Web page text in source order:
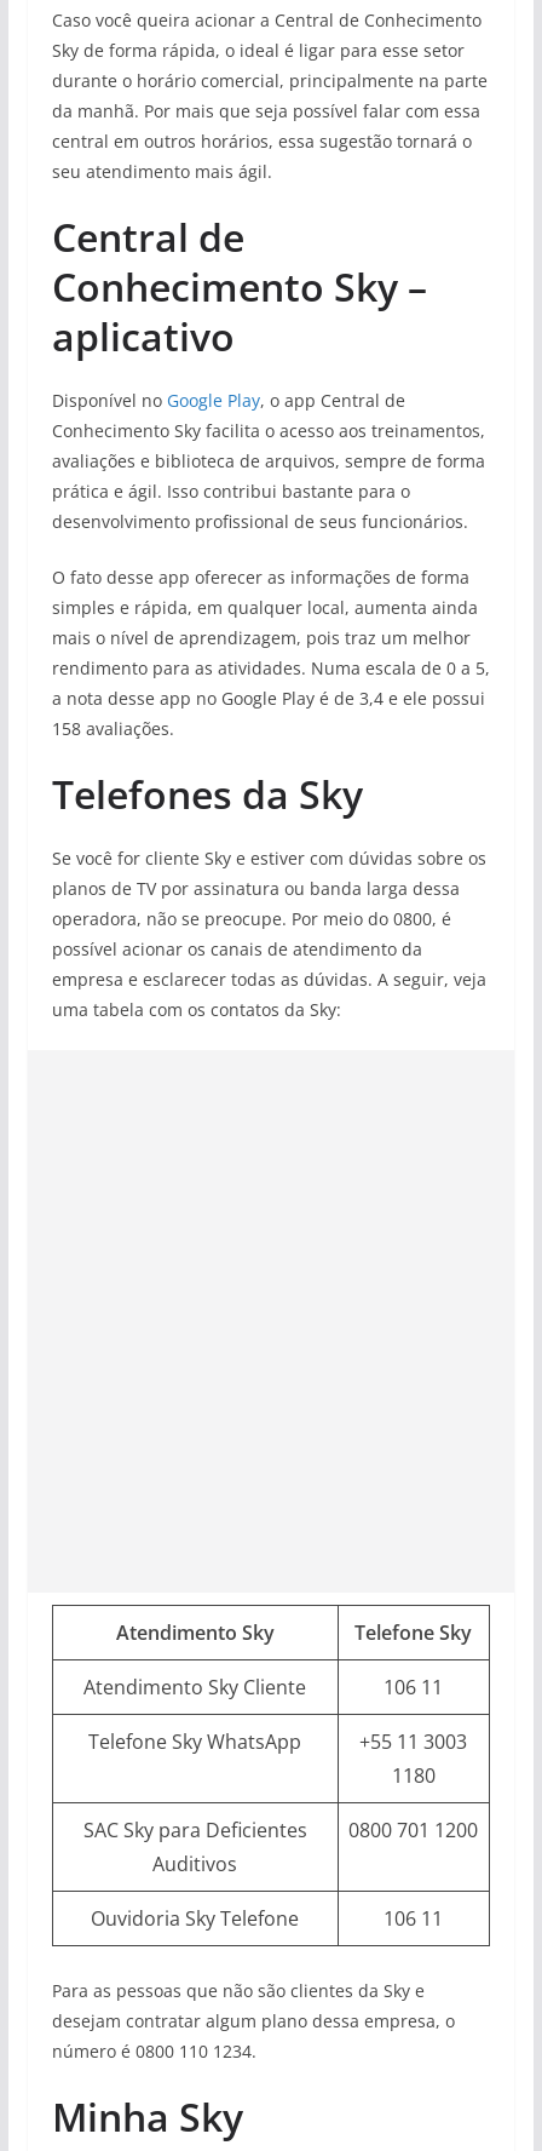
Caso você queira acionar a Central de Conhecimento
Sky de forma rápida, o ideal é ligar para esse setor
durante o horário comercial, principalmente na parte
da manhã. Por mais que seja possível falar com essa
central em outros horários, essa sugestão tornará o
seu atendimento mais ágil.
Central de
Conhecimento Sky –
aplicativo
Disponível no Google Play, o app Central de
Conhecimento Sky facilita o acesso aos treinamentos,
avaliações e biblioteca de arquivos, sempre de forma
prática e ágil. Isso contribui bastante para o
desenvolvimento profissional de seus funcionários.
O fato desse app oferecer as informações de forma
simples e rápida, em qualquer local, aumenta ainda
mais o nível de aprendizagem, pois traz um melhor
rendimento para as atividades. Numa escala de 0 a 5,
a nota desse app no Google Play é de 3,4 e ele possui
158 avaliações.
Telefones da Sky
Se você for cliente Sky e estiver com dúvidas sobre os
planos de TV por assinatura ou banda larga dessa
operadora, não se preocupe. Por meio do 0800, é
possível acionar os canais de atendimento da
empresa e esclarecer todas as dúvidas. A seguir, veja
uma tabela com os contatos da Sky:
Atendimento Sky Telefone Sky
Atendimento Sky Cliente 106 11
Telefone Sky WhatsApp
+55 11 3003
1180
SAC Sky para Deficientes
Auditivos
0800 701 1200
Ouvidoria Sky Telefone 106 11
Para as pessoas que não são clientes da Sky e
desejam contratar algum plano dessa empresa, o
número é 0800 110 1234.
Minha Sky